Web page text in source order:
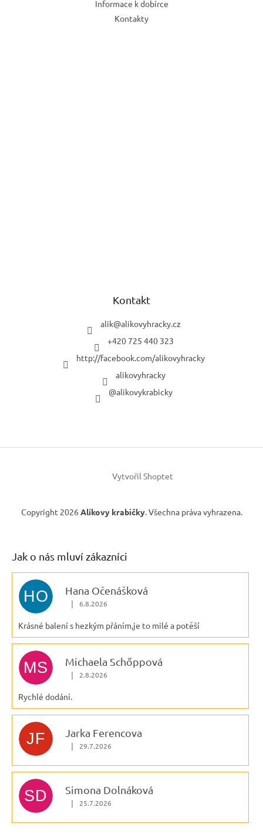
Informace k dobírce
Kontakty
Kontakt
alik@alikovyhracky.cz
+420 725 440 323
http://facebook.com/alikovyhracky
alikovyhracky
@alikovykrabicky
Vytvořil Shoptet
Copyright 2026 Alíkovy krabičky. Všechna práva vyhrazena.
Jak o nás mluví zákazníci
HO Hana Očenášková
Hodnocení obchodu je 5 z 5 hvězdiček.
| 6.8.2026
Krásné balení s hezkým přáním,je to milé a potěší
MS Michaela Schőppová
Hodnocení obchodu je 5 z 5 hvězdiček.
| 2.8.2026
Rychlé dodání.
JF Jarka Ferencova
Hodnocení obchodu je 5 z 5 hvězdiček.
| 29.7.2026
SD Simona Dolnáková
Hodnocení obchodu je 5 z 5 hvězdiček.
| 25.7.2026